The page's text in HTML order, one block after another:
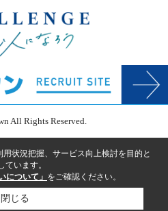
All Rights Reserved.
状況把握、サービス向上検討を目的と
います。
について」 をご確認ください。
閉じる